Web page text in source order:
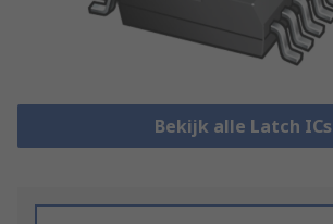
Bekijk alle Latch ICs